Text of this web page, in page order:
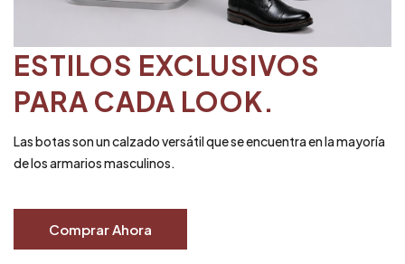
ESTILOS EXCLUSIVOS
PARA CADA LOOK.
Las botas son un calzado versátil que se encuentra en la mayoría
de los armarios masculinos.
Comprar Ahora